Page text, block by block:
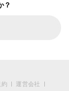
？
運営会社